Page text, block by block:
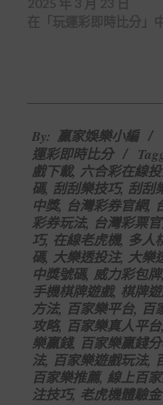
09-
15
By: 贏家娛樂小編
運彩即時比分
戲下載, 六合彩在線
碼, 刮刮樂技巧, 刮刮
中獎, 台灣彩券官網,
彩券玩法, 台灣彩票
巧, 在線老虎機, 多人
碼, 大樂透投注, 大樂
中獎號碼, 威力彩包牌,
手機棋牌遊戲, 棋牌
方法, 百家樂平台, 百
攻略, 百家樂真人平台,
樂贏錢, 百家樂贏錢
法, 百家樂遊戲玩法,
百家樂推薦, 線上百
注技巧, 老虎機體驗金